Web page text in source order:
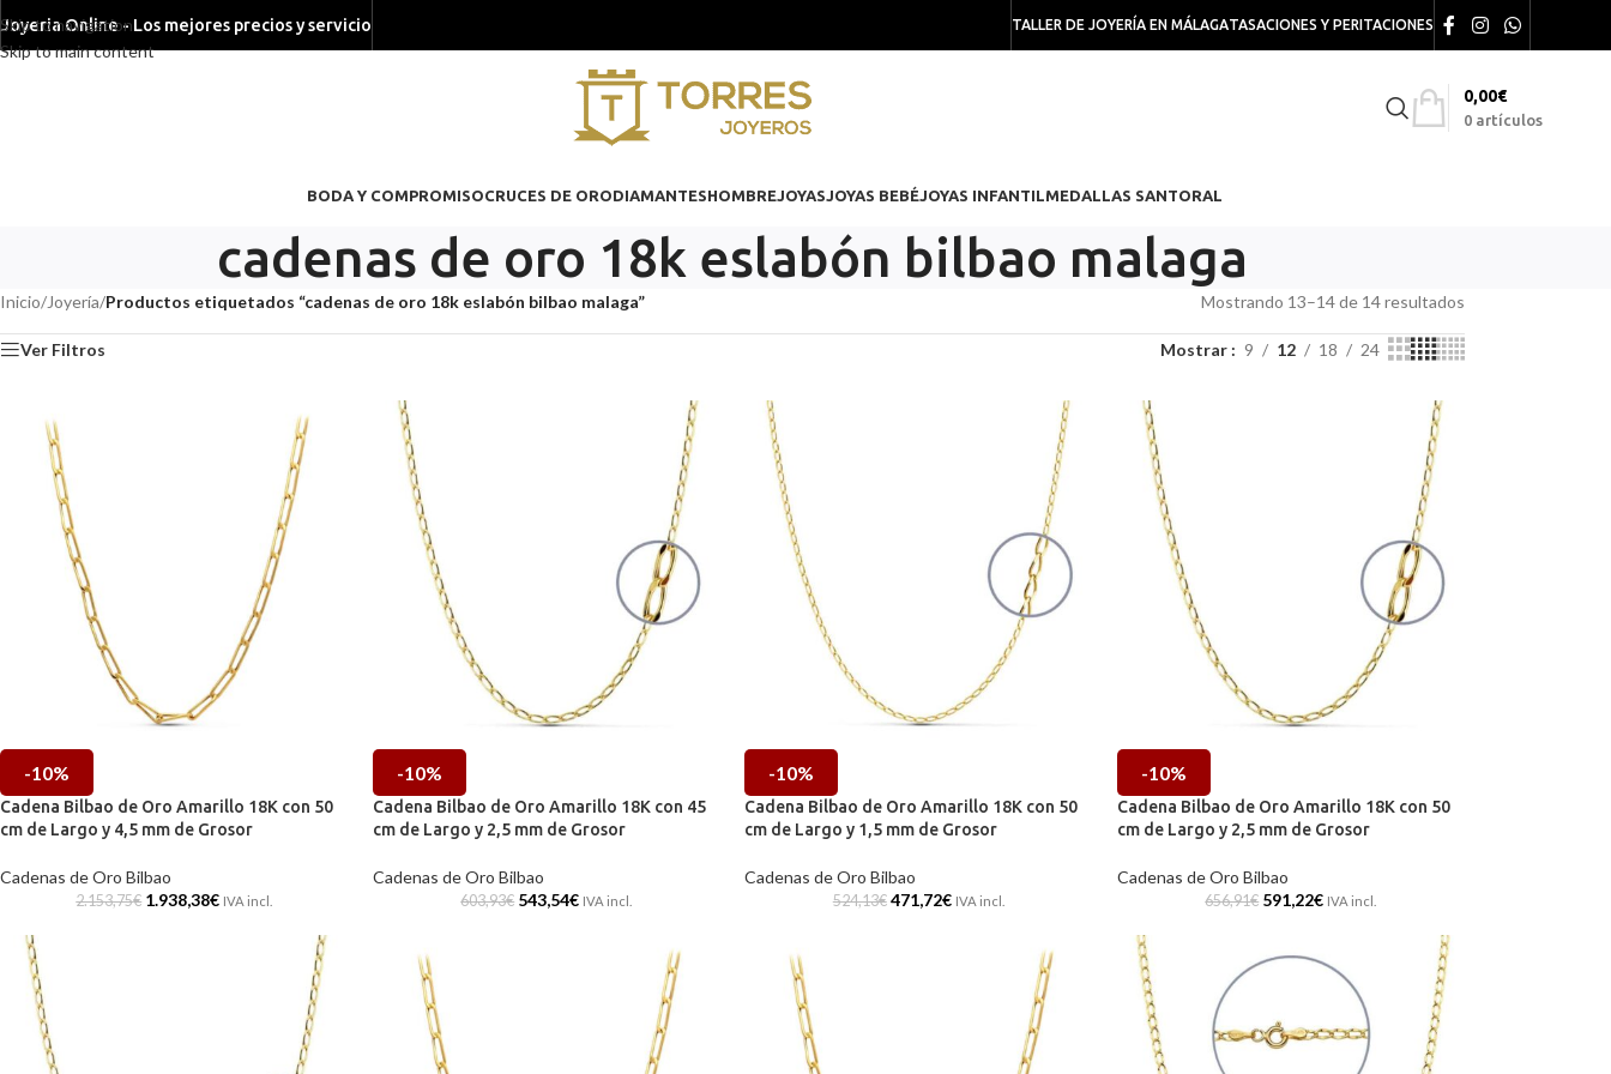
Skip to navigation
Skip to main content
Joyeria Online - Los mejores precios y servicio TALLER DE JOYERÍA EN MÁLAGATASACIONES Y PERITACIONES
0 artículos
0,00€
BODA Y COMPROMISOCRUCES DE ORODIAMANTESHOMBREJOYASJOYAS BEBÉJOYAS INFANTILMEDALLAS SANTORAL
cadenas de oro 18k eslabón bilbao malaga
Inicio/Joyería/Productos etiquetados “cadenas de oro 18k eslabón bilbao malaga” Mostrando 13–14 de 14 resultados
Ver Filtros Mostrar 9 12 18 24
-10%
Cadena Bilbao de Oro Amarillo 18K con 50
cm de Largo y 4,5 mm de Grosor
Cadenas de Oro Bilbao
2.153,75€ 1.938,38€ IVA incl.
-10%
Cadena Bilbao de Oro Amarillo 18K con 45
cm de Largo y 2,5 mm de Grosor
Cadenas de Oro Bilbao
603,93€ 543,54€ IVA incl.
-10%
Cadena Bilbao de Oro Amarillo 18K con 50
cm de Largo y 1,5 mm de Grosor
Cadenas de Oro Bilbao
524,13€ 471,72€ IVA incl.
-10%
Cadena Bilbao de Oro Amarillo 18K con 50
cm de Largo y 2,5 mm de Grosor
Cadenas de Oro Bilbao
656,91€ 591,22€ IVA incl.